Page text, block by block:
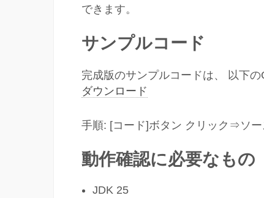
できます。
サンプルコード
完成版のサンプルコードは、 以下
ダウンロード
手順: [コード]ボタン クリック⇒ソ
動作確認に必要なもの
JDK 25